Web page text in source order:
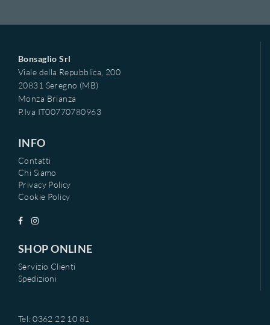
Bonsaglio Srl
Viale della Repubblica, 200
20831 Seregno (MB)
Monza Brianza
P.Iva IT00770780963
INFO
Contatti
Chi Siamo
Privacy Policy
Cookie Policy
SHOP ONLINE
Servizio Clienti
Spedizioni
Tel: 0362 22 10 81